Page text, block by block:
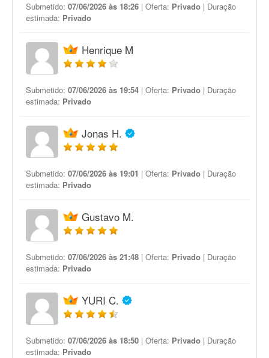
Submetido: 07/06/2026 às 18:26 | Oferta: Privado | Duração
estimada: Privado
Henrique M
Submetido: 07/06/2026 às 19:54 | Oferta: Privado | Duração
estimada: Privado
Jonas H.
Submetido: 07/06/2026 às 19:01 | Oferta: Privado | Duração
estimada: Privado
Gustavo M.
Submetido: 07/06/2026 às 21:48 | Oferta: Privado | Duração
estimada: Privado
YURI C.
Submetido: 07/06/2026 às 18:50 | Oferta: Privado | Duração
estimada: Privado